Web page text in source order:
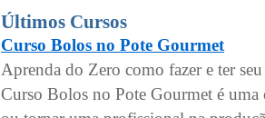
Últimos Cursos
Curso Bolos no Pote Gourmet
Aprenda do Zero como fazer e ter
Curso Bolos no Pote Gourmet é uma